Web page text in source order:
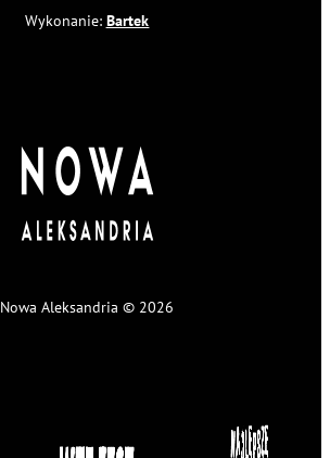
Wykonanie: Bartek
Nowa Aleksandria © 2026